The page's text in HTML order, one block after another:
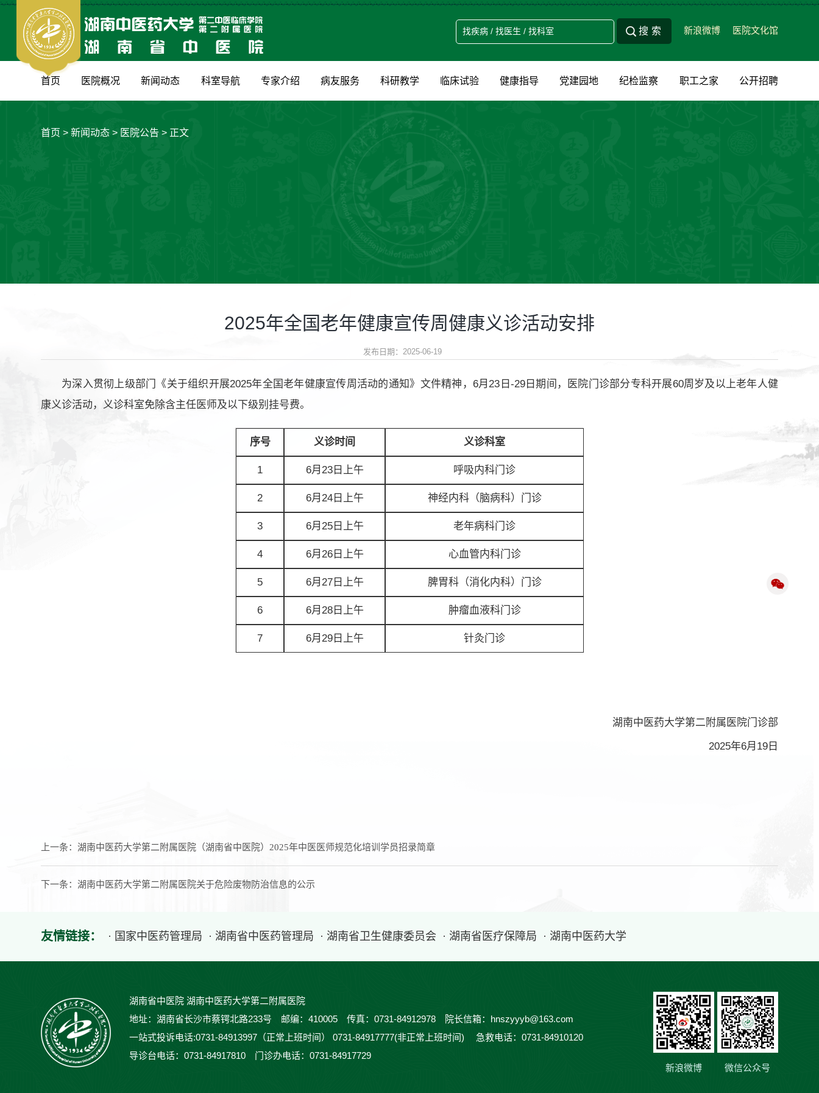
新浪微博 医院文化馆
首页 医院概况 新闻动态 科室导航 专家介绍 病友服务 科研教学 临床试验 健康指导 党建园地 纪检监察 职工之家 公开招聘
首页 >新闻动态 > 医院公告 > 正文
2025年全国老年健康宣传周健康义诊活动安排
发布日期：2025-06-19
为深入贯彻上级部门《关于组织开展2025年全国老年健康宣传周活动的通知》文件精神，6月23日-29日期间，医院门诊部分专科开展60周岁及以上老年人健
康义诊活动，义诊科室免除含主任医师及以下级别挂号费。
序号 义诊时间 义诊科室
1 6月23日上午 呼吸内科门诊
2 6月24日上午 神经内科（脑病科）门诊
3 6月25日上午 老年病科门诊
4 6月26日上午 心血管内科门诊
5 6月27日上午 脾胃科（消化内科）门诊
6 6月28日上午 肿瘤血液科门诊
7 6月29日上午 针灸门诊
湖南中医药大学第二附属医院门诊部
2025年6月19日
上一条：湖南中医药大学第二附属医院（湖南省中医院）2025年中医医师规范化培训学员招录简章
下一条：湖南中医药大学第二附属医院关于危险废物防治信息的公示
友情链接： · 国家中医药管理局 · 湖南省中医药管理局 · 湖南省卫生健康委员会 · 湖南省医疗保障局 · 湖南中医药大学
湖南省中医院 湖南中医药大学第二附属医院
地址：湖南省长沙市蔡锷北路233号 邮编：410005 传真：0731-84912978 院长信箱：hnszyyyb@163.com
一站式投诉电话:0731-84913997（正常上班时间） 0731-84917777(非正常上班时间) 急救电话：0731-84910120
导诊台电话：0731-84917810 门诊办电话：0731-84917729
新浪微博
微信公众号